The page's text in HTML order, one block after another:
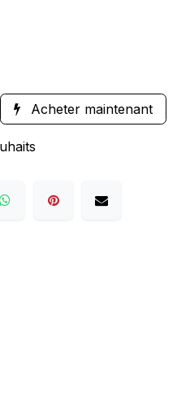
Acheter maintenant